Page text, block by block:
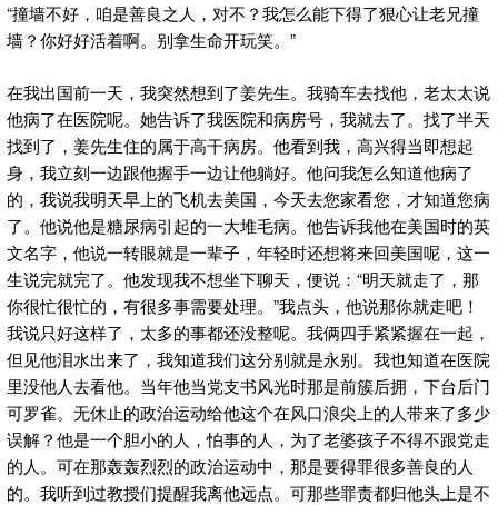
“撞墙不好，咱是善良之人，对不？我怎么能下得了狠心让老兄撞
墙？你好好活着啊。别拿生命开玩笑。”
在我出国前一天，我突然想到了姜先生。我骑车去找他，老太太说
他病了在医院呢。她告诉了我医院和病房号，我就去了。找了半天
找到了，姜先生住的属于高干病房。他看到我，高兴得当即想起
身，我立刻一边跟他握手一边让他躺好。他问我怎么知道他病了
的，我说我明天早上的飞机去美国，今天去您家看您，才知道您病
了。他说他是糖尿病引起的一大堆毛病。他告诉我他在美国时的英
文名字，他说一转眼就是一辈子，年轻时还想将来回美国呢，这一
生说完就完了。他发现我不想坐下聊天，便说：“明天就走了，那
你很忙很忙的，有很多事需要处理。”我点头，他说那你就走吧！
我说只好这样了，太多的事都还没整呢。我俩四手紧紧握在一起，
但见他泪水出来了，我知道我们这分别就是永别。我也知道在医院
里没他人去看他。当年他当党支书风光时那是前簇后拥，下台后门
可罗雀。无休止的政治运动给他这个在风口浪尖上的人带来了多少
误解？他是一个胆小的人，怕事的人，为了老婆孩子不得不跟党走
的人。可在那轰轰烈烈的政治运动中，那是要得罪很多善良的人
的。我听到过教授们提醒我离他远点。可那些罪责都归他头上是不